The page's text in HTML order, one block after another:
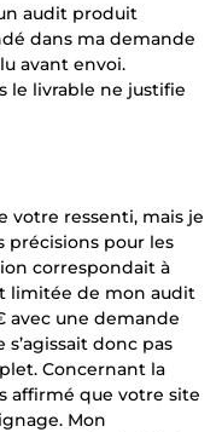
audit produit
dans ma demande
avant envoi.
le livrable ne justifie
votre ressenti, mais je
précisions pour les
correspondait à
limitée de mon audit
avec une demande
donc pas
Concernant la
affirmé que votre site
Mon